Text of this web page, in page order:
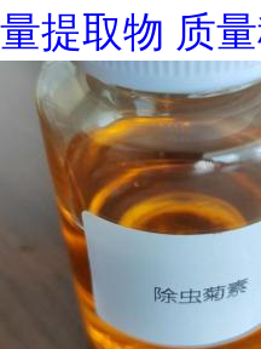
量提取物 质